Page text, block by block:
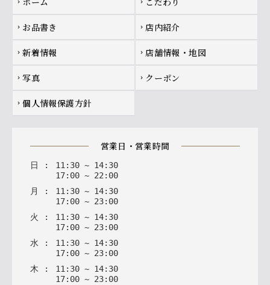
chevron_right chevron_right
chevron_right お品書き chevron_right 店内紹介
chevron_right 新着情報 chevron_right 店舗情報・地図
chevron_right 写真 chevron_right クーポン
chevron_right 個人情報保護方針
営業日・営業時間
日 : 11 : 30 ~ 14: 30
17: 00 ~ 22 : 00
月
: 11 : 30 ~ 14: 30
17: 00 ~ 23: 00
火
: 11 : 30 ~ 14: 30
17: 00 ~ 23: 00
水 : 11: 30 ~ 14: 30
17: 00 ~ 23: 00
木 : 11: 30 ~ 14: 30
17: 00 ~ 23: 00